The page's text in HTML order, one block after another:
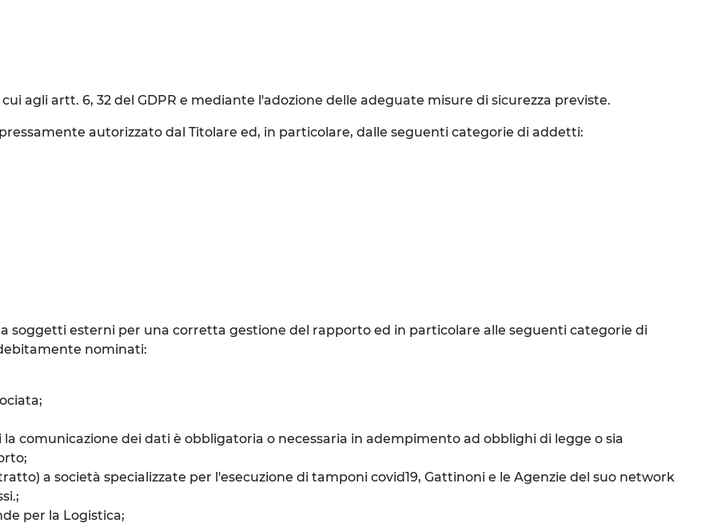
agli artt. 6, 32 del GDPR e mediante l'adozione delle adeguate misure di sicurezza previste.
autorizzato dal Titolare ed, in particolare, dalle seguenti categorie di addetti:
soggetti esterni per una corretta gestione del rapporto ed in particolare alle seguenti categorie di
nominati:
comunicazione dei dati è obbligatoria o necessaria in adempimento ad obblighi di legge o sia
a società specializzate per l'esecuzione di tamponi covid19, Gattinoni e le Agenzie del suo network
per la Logistica;